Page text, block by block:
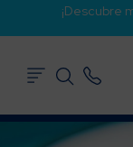
¡Descubre